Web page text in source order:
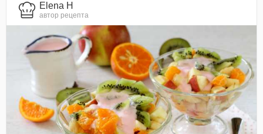
Elena H
автор рецепта